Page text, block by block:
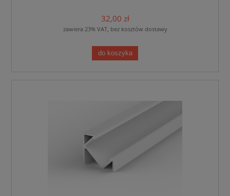
32,00 zł
zawiera 23% VAT, bez kosztów dostawy
do koszyka